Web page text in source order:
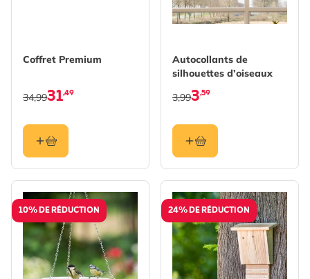
Coffret Premium
31,49
34,99
Autocollants de
silhouettes d’oiseaux
3,59
3,99
10% DE RÉDUCTION 24% DE RÉDUCTION